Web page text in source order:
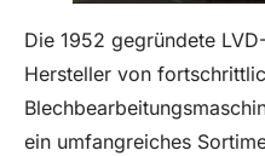
Die 1952 gegründete
Hersteller von
ein umfangreiches